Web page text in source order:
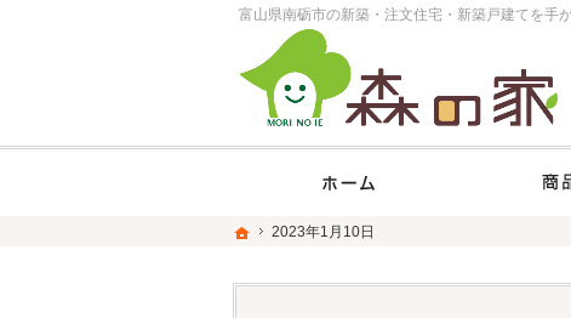
ホーム
2023年1月10日
ホーム
2023年1月10日